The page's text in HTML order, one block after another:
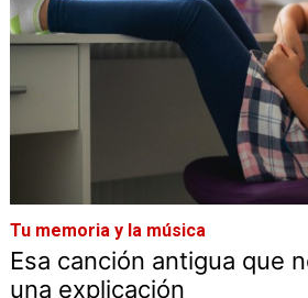
Tu memoria y la música
Esa canción antigua que
una explicación